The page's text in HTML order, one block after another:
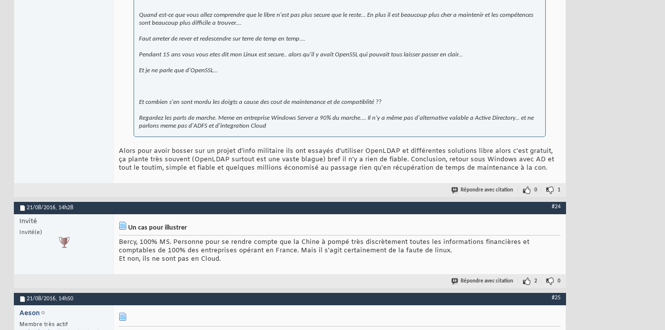
Quand est-ce que vous allez comprendre que le libre n'est pas plus secure que le reste... En plus il est beaucoup plus cher a maintenir et les compétences
sont beaucoup plus difficile a trouver....
Faut arreter de rever et redescendre sur terre de temp en temp....
Pendant 15 ans vous vous etes dit mon Linux est secure.. alors qu'il y avait OpenSSL qui pouvait tous laisser passer en clair...
Et je ne parle que d'OpenSSL...
Et combien s'en sont mordu les doigts a cause des cout de maintenance et de compatiblité ??
Regardez les parts de marche. Meme en entreprise Windows Server a 90% du marche.... Il n'y a même pas d'alternative valable a Active Directory... et ne
parlons meme pas d'ADFS et d'integration Cloud
Alors pour avoir bosser sur un projet d'info militaire ils ont essayés d'utiliser OpenLDAP et différentes solutions libre alors c'est gratuit,
ça plante très souvent (OpenLDAP surtout est une vaste blague) bref il n'y a rien de fiable. Conclusion, retour sous Windows avec AD et
tout le toutim, simple et fiable et quelques millions économisé au passage rien qu'en récupération de temps de maintenance à la con.
Répondre avec citation 0 1
21/08/2016, 14h28 #24
Invité
Invité(e)
Un cas pour illustrer
Bercy, 100% MS. Personne pour se rendre compte que la Chine à pompé très discrètement toutes les informations financières et
comptables de 100% des entreprises opérant en France. Mais il s'agit certainement de la faute de linux.
Et non, ils ne sont pas en Cloud.
Répondre avec citation 2 0
21/08/2016, 14h50 #25
Aeson
Membre très actif